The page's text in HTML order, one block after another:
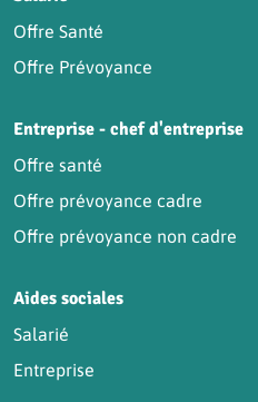
Offre Santé
Offre Prévoyance
Entreprise - chef d'entreprise
Offre santé
Offre prévoyance cadre
Offre prévoyance non cadre
Aides sociales
Salarié
Entreprise